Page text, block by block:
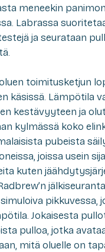
meneekin
Labrassa
ja seurataan
toimitusketjun
käsissä. Lämpötila
kestävyyteen ja
kylmässä koko
pubeista
joissa usein
kuten
pikkuvessa,
Jokaisesta
pulloa, jotka
mitä oluelle on